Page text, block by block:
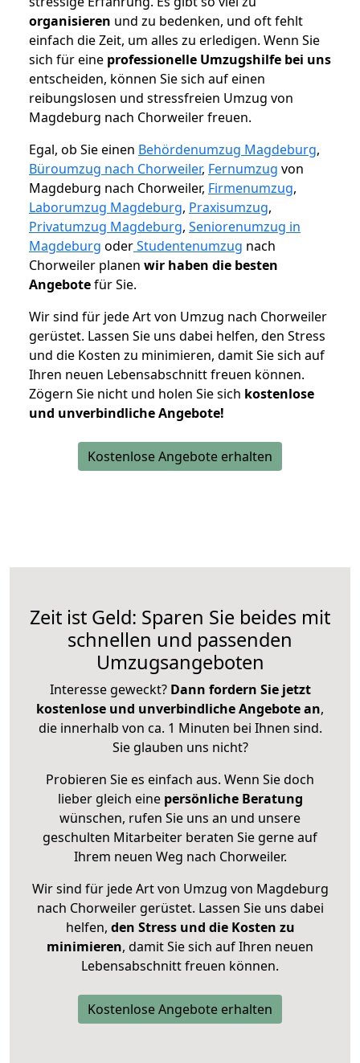
organisieren und zu bedenken, und oft fehlt
einfach die Zeit, um alles zu erledigen. Wenn Sie
sich für eine professionelle Umzugshilfe bei uns
entscheiden, können Sie sich auf einen
reibungslosen und stressfreien Umzug von
Magdeburg nach Chorweiler freuen.
Egal, ob Sie einen Behördenumzug Magdeburg,
Büroumzug nach Chorweiler, Fernumzug von
Magdeburg nach Chorweiler, Firmenumzug,
Laborumzug Magdeburg, Praxisumzug,
Privatumzug Magdeburg, Seniorenumzug in
Magdeburg oderStudentenumzug nach
Chorweiler planen wir haben die besten
Angebotefür Sie.
Wir sind für jede Art von Umzug nach Chorweiler
gerüstet. Lassen Sie uns dabei helfen, den Stress
und die Kosten zu minimieren, damit Sie sich auf
Ihren neuen Lebensabschnitt freuen können.
Zögern Sie nicht und holen Sie sich kostenlose
und unverbindliche Angebote!
Kostenlose Angebote erhalten
Zeit ist Geld: Sparen Sie beides mit
schnellen und passenden
Umzugsangeboten
Interesse geweckt? Dann fordern Sie jetzt
kostenlose und unverbindliche Angebote an,
die innerhalb von ca. 1 Minuten bei Ihnen sind.
Sie glauben uns nicht?
Probieren Sie es einfach aus. Wenn Sie doch
lieber gleich eine persönliche Beratung
wünschen, rufen Sie uns an und unsere
geschulten Mitarbeiter beraten Sie gerne auf
Ihrem neuen Weg nach Chorweiler.
Wir sind für jede Art von Umzug von Magdeburg
nach Chorweiler gerüstet. Lassen Sie uns dabei
helfen, den Stress und die Kosten zu
minimieren, damit Sie sich auf Ihren neuen
Lebensabschnitt freuen können.
Kostenlose Angebote erhalten